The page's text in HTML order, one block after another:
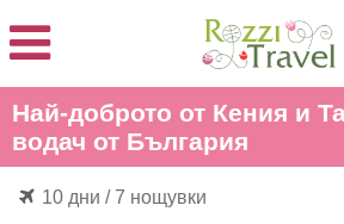
Най-доброто от Кения и
водач от България
10 дни / 7 нощувки